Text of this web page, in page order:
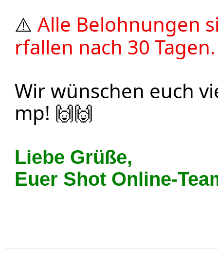
⚠️ Alle Belohnungen
rfallen nach 30 Tagen.
Wir wünschen euch
mp! 🙌🙌
Liebe Grüße,
Euer Shot Online-